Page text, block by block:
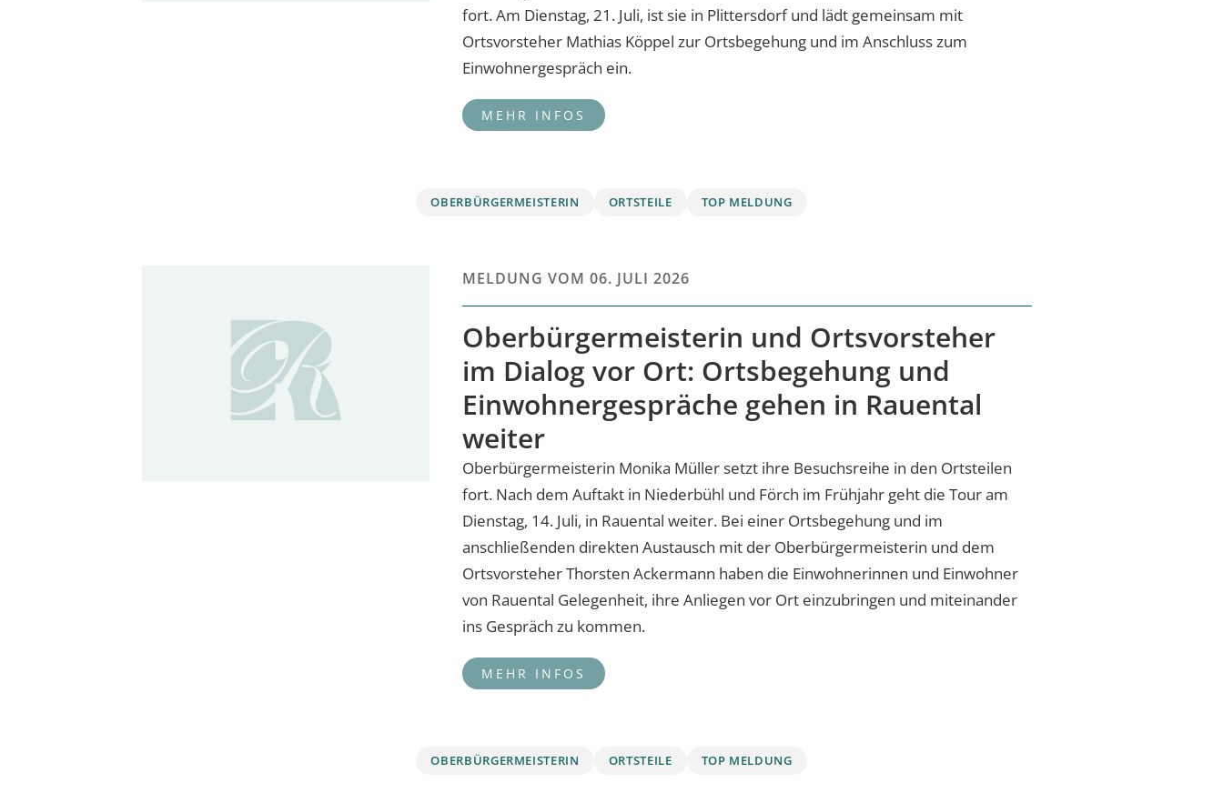
fort. Am Dienstag, 21. Juli, ist sie in Plittersdorf und lädt gemeinsam mit
Ortsvorsteher Mathias Köppel zur Ortsbegehung und im Anschluss zum
Einwohnergespräch ein.
OBERBÜRGERMEISTERIN ORTSTEILE TOP MELDUNG
MELDUNG VOM 06. JULI 2026
Oberbürgermeisterin und Ortsvorsteher
im Dialog vor Ort: Ortsbegehung und
Einwohnergespräche gehen in Rauental
weiter
Oberbürgermeisterin Monika Müller setzt ihre Besuchsreihe in den Ortsteilen
fort. Nach dem Auftakt in Niederbühl und Förch im Frühjahr geht die Tour am
Dienstag, 14. Juli, in Rauental weiter. Bei einer Ortsbegehung und im
anschließenden direkten Austausch mit der Oberbürgermeisterin und dem
Ortsvorsteher Thorsten Ackermann haben die Einwohnerinnen und Einwohner
von Rauental Gelegenheit, ihre Anliegen vor Ort einzubringen und miteinander
ins Gespräch zu kommen.
OBERBÜRGERMEISTERIN ORTSTEILE TOP MELDUNG